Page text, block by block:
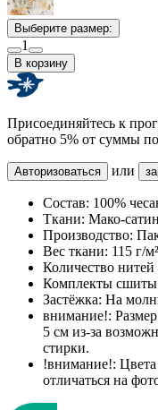
Выберите размер:
1
В корзину
Присоединяйтесь к
обратно 5% от суммы
Авторизоваться или
Состав: 100%
Ткани: Мако-сатин
Производство:
Вес ткани: 115 г/м²
Количество
Комплекты сшиты
Застёжка: На
внимание!:
5 см из-за
стирки.
!внимание!: Цвета
отличаться на